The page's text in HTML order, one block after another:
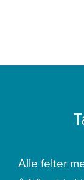
Alle felter